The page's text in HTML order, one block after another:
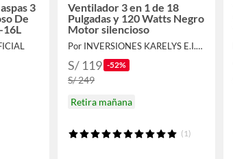
3
De
16L
Ventilador 3 en 1 de 18
Pulgadas y 120 Watts Negro
Motor silencioso
Por INVERSIONES KARELYS E.I.R.L
S/ 119 -52%
S/ 249
Retira mañana
(1)